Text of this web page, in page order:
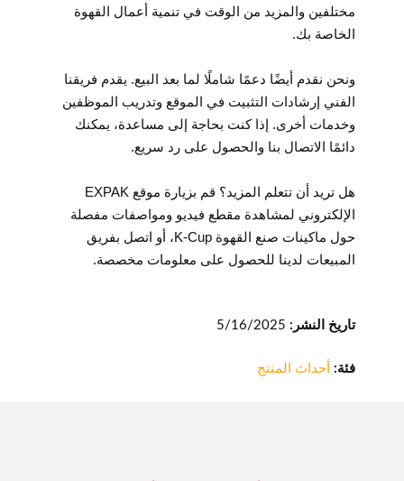
مختلفين والمزيد من الوقت في تنمية أعمال القهوة
الخاصة بك.
ونحن نقدم أيضًا دعمًا شاملًا لما بعد البيع. يقدم فريقنا
الفني إرشادات التثبيت في الموقع وتدريب الموظفين
وخدمات أخرى. إذا كنت بحاجة إلى مساعدة، يمكنك
دائمًا الاتصال بنا والحصول على رد سريع.
هل تريد أن تتعلم المزيد؟ قم بزيارة موقع EXPAK
الإلكتروني لمشاهدة مقطع فيديو ومواصفات مفصلة
حول ماكينات صنع القهوة K-Cup، أو اتصل بفريق
المبيعات لدينا للحصول على معلومات مخصصة.
تاريخ النشر:
فئة: أحداث المنتج